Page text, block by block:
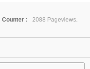
Counter :
2088 Pageviews.